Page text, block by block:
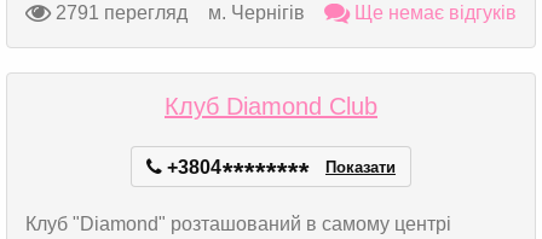
2791 перегляд м. Чернігів Ще немає відгуків
Клуб Diamond Club
+3804******** Показати
Клуб "Diamond" розташований в самому центрі